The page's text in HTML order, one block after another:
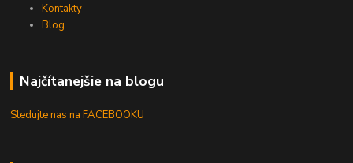
Kontakty
Blog
Najčítanejšie na blogu
Sledujte nas na FACEBOOKU